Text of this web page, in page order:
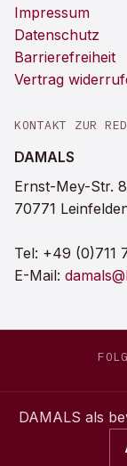
Impressum
Datenschutz
Barrierefreiheit
Vertrag
KONTAKT ZUR
DAMALS
Ernst-Mey-Str. 8
70771
Tel: +49 (0)711
E-Mail:
DAMALS als